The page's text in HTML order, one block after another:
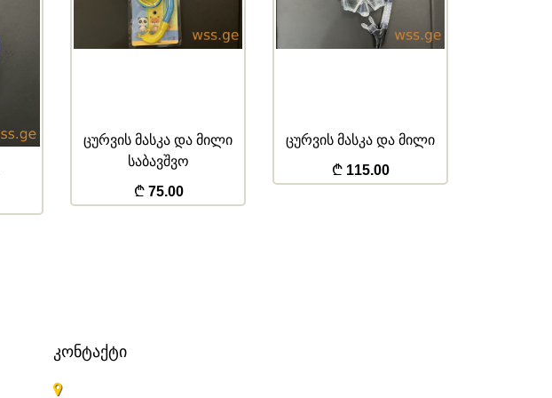
ცურვის მასკა და მილი
საბავშვო
75.00
ცურვის მასკა და მილი
115.00
ᲙᲝᲜᲢᲐᲥᲢᲘ